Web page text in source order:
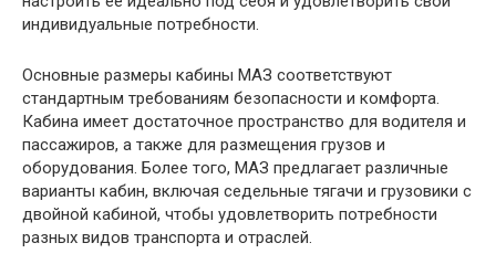
индивидуальные потребности.
Основные размеры кабины МАЗ соответствуют
стандартным требованиям безопасности и комфорта.
Кабина имеет достаточное пространство для водителя и
пассажиров, а также для размещения грузов и
оборудования. Более того, МАЗ предлагает различные
варианты кабин, включая седельные тягачи и грузовики с
двойной кабиной, чтобы удовлетворить потребности
разных видов транспорта и отраслей.